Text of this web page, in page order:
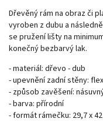
Dřevěný rám na obraz či
vyroben z dubu a
se pružení lišty na
konečný bezbarvý lak.
- materiál: dřevo - dub
- upevnění zadní stěny:
- způsob zavěšení:
- barva: přírodní
- formát rámečku: 29,7 x